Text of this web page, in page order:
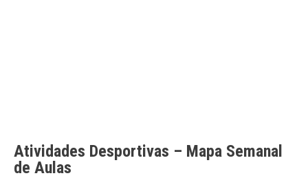
Atividades Desportivas – Mapa Semanal
de Aulas